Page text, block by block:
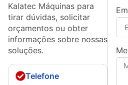
Kalatec Máquinas para
tirar dúvidas, solicitar
orçamentos ou obter
informações sobre nossas
soluções.
Telefone